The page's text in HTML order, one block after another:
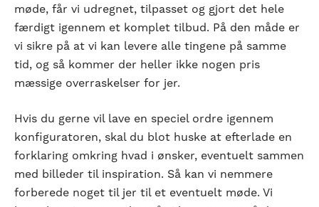
møde, får vi udregnet, tilpasset og gjort det hele
færdigt igennem et komplet tilbud. På den måde er
vi sikre på at vi kan levere alle tingene på samme
tid, og så kommer der heller ikke nogen pris
mæssige overraskelser for jer.
Hvis du gerne vil lave en speciel ordre igennem
konfiguratoren, skal du blot huske at efterlade en
forklaring omkring hvad i ønsker, eventuelt sammen
med billeder til inspiration. Så kan vi nemmere
forberede noget til jer til et eventuelt møde. Vi